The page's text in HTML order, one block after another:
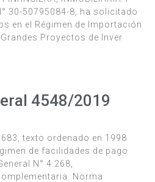
30-50795084-8, ha solicitado
en el Régimen de Importación
Proyectos de Inver
4548/2019
texto ordenado en 1998
de facilidades de pago
N° 4.268,
Norma